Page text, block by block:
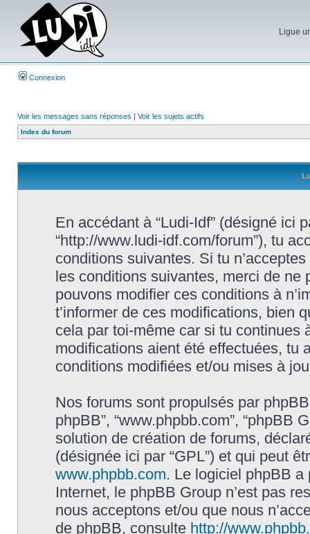
Ligue
Connexion
Voir les messages sans réponses | Voir les sujets actifs
Index du forum
En accédant à “Ludi-Idf” (désigné ici
“http://www.ludi-idf.com/forum”), tu
conditions suivantes. Si tu
les conditions suivantes, merci de ne
pouvons modifier ces conditions à
t’informer de ces modifications, bien
cela par toi-même car si tu continues
modifications aient été effectuées, tu
conditions modifiées et/ou mises à
Nos forums sont propulsés par phpBB
phpBB”, “www.phpbb.com”, “phpBB
solution de création de forums,
(désignée ici par “GPL”) et qui peut
www.phpbb.com. Le logiciel phpBB
Internet, le phpBB Group n’est pas
nous acceptons et/ou que nous
de phpBB, consulte http://